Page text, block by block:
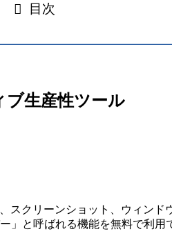
目次
ブ生産性ツール
スクリーンショット、ウィン
」と呼ばれる機能を無料で利用